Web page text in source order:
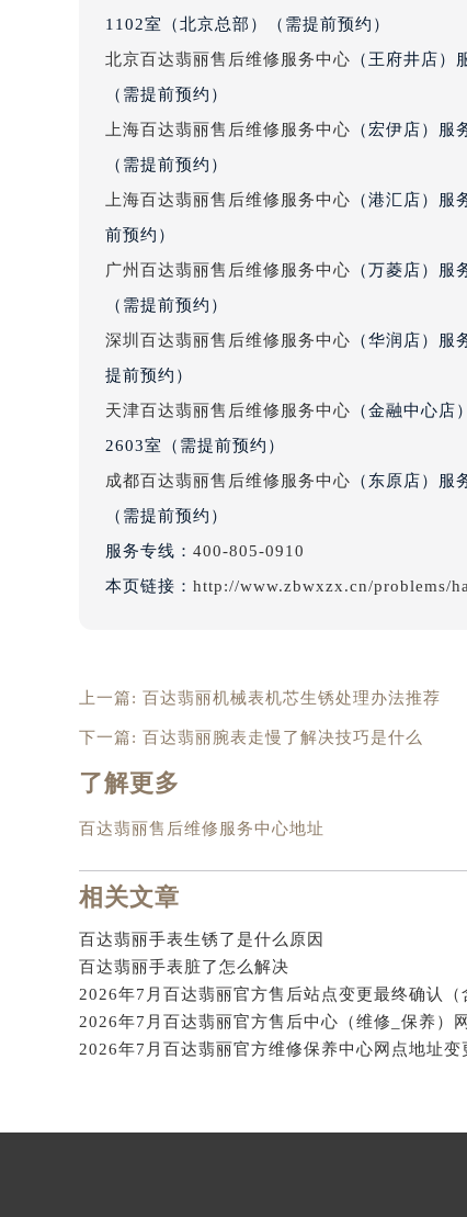
黑龙江省伊春市伊美区通河路百
吉林省白城市洮北区明仁南街百
吉林省白山市浑江区浑江大街百
吉林省吉林市船营区河南街百达
吉林省辽源市龙山区人民大街百
吉林省通化市东昌区环通乡江南
吉林省延边市延吉市解放路百达
辽宁省本溪市平山区胜利路百达
辽宁省朝阳市双塔区新华路百达
辽宁省丹东市振兴区七经街百达
辽宁省锦州市古塔区中央大街百
辽宁省铁岭市银州区南马路百达
辽宁省沈阳市沈河区中街路137号
北京市东城区东长安街1号王府井
河北省保定市竞秀区朝阳北大街
内蒙古自治区巴彦淖尔市临河区
内蒙古自治区包头市青山区幸福
内蒙古自治区赤峰市红山区哈达
内蒙古自治区鄂尔多斯市东胜区
内蒙古自治区呼伦贝尔市海拉尔
内蒙古自治区锡林郭勒盟市锡林
内蒙古自治区兴安盟市乌兰浩特
1102室（北京总部）（需提前预约）
北京百达翡丽售后维修服务中心 （王府井店
（需提前预约）
上海百达翡丽售后维修服务中心 （宏伊店）
（需提前预约）
上海百达翡丽售后维修服务中心 （港汇店）
前预约）
广州百达翡丽售后维修服务中心 （万菱店）
（需提前预约）
深圳百达翡丽售后维修服务中心 （华润店）
提前预约）
天津百达翡丽售后维修服务中心 （金融中心
2603室（需提前预约）
成都百达翡丽售后维修服务中心 （东原店）
（需提前预约）
服务专线： 400-805-0910
本页链接： http://www.zbwxzx.cn/problems/
上一篇: 百达翡丽机械表机芯生锈处理办法推荐
下一篇: 百达翡丽腕表走慢了解决技巧是什么
了解更多
百达翡丽售后维修服务中心地址
相关文章
百达翡丽手表生锈了是什么原因
百达翡丽手表脏了怎么解决